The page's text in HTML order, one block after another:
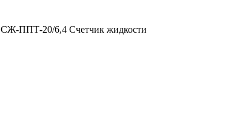
СЖ-ППТ-20/6,4 Счетчик жидкости